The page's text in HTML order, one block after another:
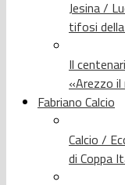
Jesina /
tifosi
Il
«Arezzo
Fabriano Calcio
Calcio /
di Coppa